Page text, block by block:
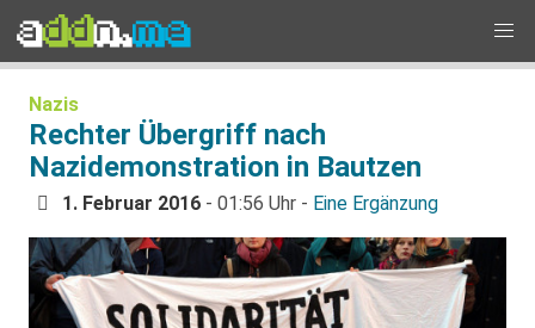
Nazis
Rechter Übergriff nach
Nazidemonstration in Bautzen
1. Februar 2016 - 01:56 Uhr - Eine Ergänzung